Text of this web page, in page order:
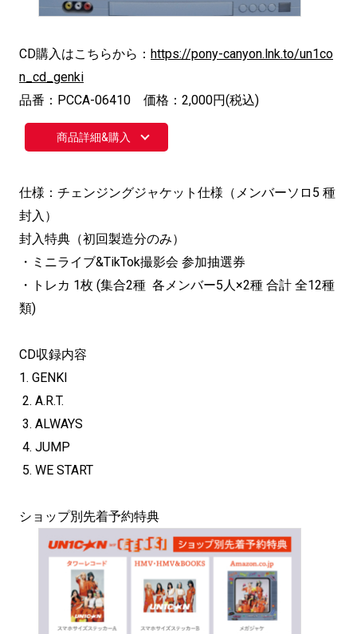
CD購入はこちらから： https://pony-canyon.lnk.to/un1co
n_cd_genki
品番：PCCA-06410 価格：2,000円(税込)
商品詳細&購入
仕様：チェンジングジャケット仕様（メンバーソロ5 種
封入）
封入特典（初回製造分のみ）
・ミニライブ&TikTok撮影会 参加抽選券
・トレカ 1枚 (集合2種 各メンバー5人×2種 合計 全12種
類)
CD収録内容
1. GENKI
2. A.R.T.
3. ALWAYS
4. JUMP
5. WE START
ショップ別先着予約特典